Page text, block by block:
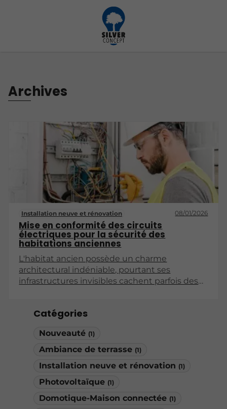
Catégories
Nouveauté (1)
Ambiance de terrasse (1)
Installation neuve et rénovation (1)
Photovoltaïque (1)
Domotique-Maison connectée (1)
Archives
Installation neuve et rénovation 08/01/2026
Mise en conformité des circuits
électriques pour la sécurité des
habitations anciennes
L'habitat ancien possède un charme
architectural indéniable, pourtant ses
infrastructures invisibles cachent parfois des
répondent plus aux exigences de
l'multiplication des appareils électroménagers
et le besoin de connectivité permanente, le
mise en conformité devient alors une étape
incontournable pour garantir l'intégrité du
bâtiment. Cette démarche technique vise à
aligner le système existant sur les normes de